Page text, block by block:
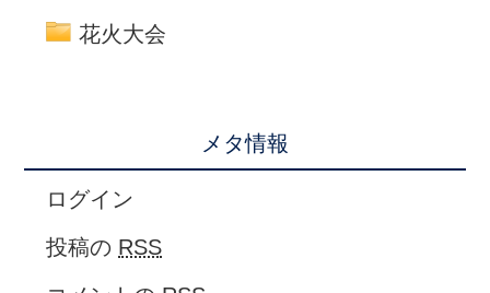
花火大会
メタ情報
ログイン
投稿の RSS